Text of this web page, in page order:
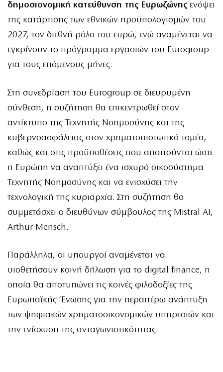
δημοσιονομική κατεύθυνση της Ευρωζώνης ενόψει
της κατάρτισης των εθνικών προϋπολογισμών του
2027, τον διεθνή ρόλο του ευρώ, ενώ αναμένεται να
εγκρίνουν το πρόγραμμα εργασιών του Eurogroup
για τους επόμενους μήνες.
Στη συνεδρίαση του Eurogroup σε διευρυμένη
σύνθεση, η συζήτηση θα επικεντρωθεί στον
αντίκτυπο της Τεχνητής Νοημοσύνης και της
κυβερνοασφάλειας στον χρηματοπιστωτικό τομέα,
καθώς και στις προϋποθέσεις που απαιτούνται ώστε
η Ευρώπη να αναπτύξει ένα ισχυρό οικοσύστημα
Τεχνητής Νοημοσύνης και να ενισχύσει την
τεχνολογική της κυριαρχία. Στη συζήτηση θα
συμμετάσχει ο διευθύνων σύμβουλος της Mistral AI,
Arthur Mensch.
Παράλληλα, οι υπουργοί αναμένεται να
υιοθετήσουν κοινή δήλωση για το digital finance, η
οποία θα αποτυπώνει τις κοινές φιλοδοξίες της
Ευρωπαϊκής Ένωσης για την περαιτέρω ανάπτυξη
των ψηφιακών χρηματοοικονομικών υπηρεσιών και
την ενίσχυση της ανταγωνιστικότητας.